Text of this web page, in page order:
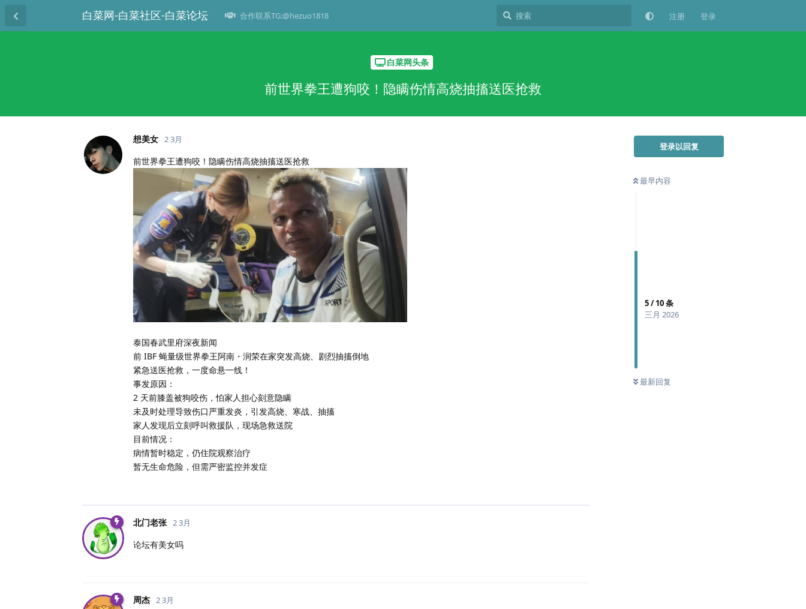
白菜网-白菜社区-白菜论坛 合作联系TG:@hezuo1818 注册 登录
白菜网头条
前世界拳王遭狗咬！隐瞒伤情高烧抽搐送医抢救
登录以回复
最早内容
5/10条
三月 2026
最新回复
想美女 2 3月
前世界拳王遭狗咬！隐瞒伤情高烧抽搐送医抢救
泰国春武里府深夜新闻
前 IBF 蝇量级世界拳王阿南・润荣在家突发高烧、剧烈抽搐倒地
紧急送医抢救，一度命悬一线！
事发原因：
2 天前膝盖被狗咬伤，怕家人担心刻意隐瞒
未及时处理导致伤口严重发炎，引发高烧、寒战、抽搐
家人发现后立刻呼叫救援队，现场急救送院
目前情况：
病情暂时稳定，仍住院观察治疗
暂无生命危险，但需严密监控并发症
北门老张 2 3月
论坛有美女吗
周杰 2 3月